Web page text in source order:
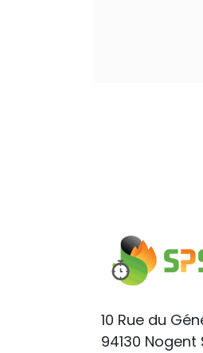
10 Rue du
94130 Nogent